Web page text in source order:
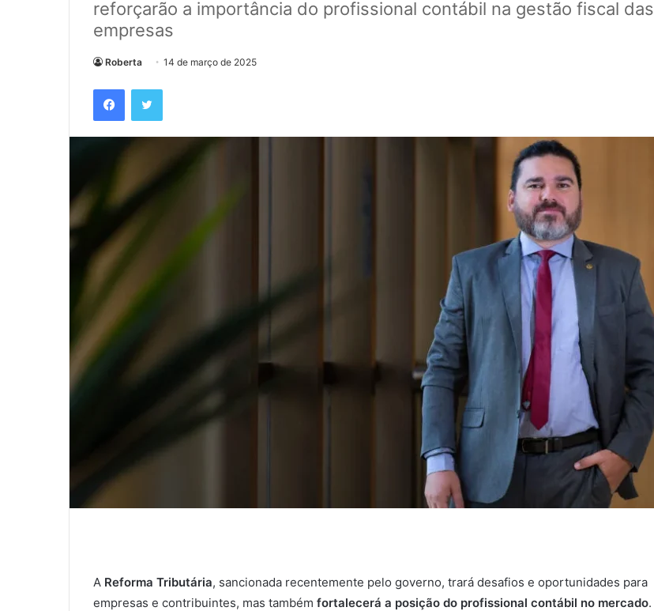
reforçarão a importância do profissional contábil na gestão fiscal das
empresas
Roberta 14 de março de 2025
A Reforma Tributária, sancionada recentemente pelo governo, trará desafios e oportunidades para
empresas e contribuintes, mas também fortalecerá a posição do profissional contábil no mercado.